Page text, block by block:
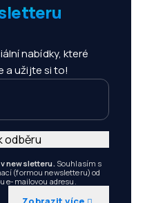
nabídky, které
a užijte si to!
newsletteru. Souhlasím s
(formou newsletteru) od
e-mailovou adresu.
odběru